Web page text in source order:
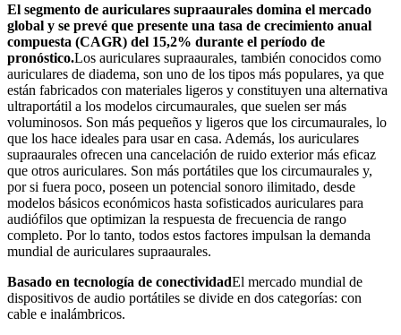
El segmento de auriculares supraaurales domina el mercado
global y se prevé que presente una tasa de crecimiento anual
compuesta (CAGR) del 15,2% durante el período de
pronóstico.Los auriculares supraaurales, también conocidos como
auriculares de diadema, son uno de los tipos más populares, ya que
están fabricados con materiales ligeros y constituyen una alternativa
ultraportátil a los modelos circumaurales, que suelen ser más
voluminosos. Son más pequeños y ligeros que los circumaurales, lo
que los hace ideales para usar en casa. Además, los auriculares
supraaurales ofrecen una cancelación de ruido exterior más eficaz
que otros auriculares. Son más portátiles que los circumaurales y,
por si fuera poco, poseen un potencial sonoro ilimitado, desde
modelos básicos económicos hasta sofisticados auriculares para
audiófilos que optimizan la respuesta de frecuencia de rango
completo. Por lo tanto, todos estos factores impulsan la demanda
mundial de auriculares supraaurales.
Basado en tecnología de conectividadEl mercado mundial de
dispositivos de audio portátiles se divide en dos categorías: con
cable e inalámbricos.